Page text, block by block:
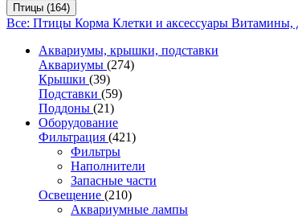
Птицы (164)
Все: Птицы Корма Клетки и аксессуары Витамины,
Аквариумы, крышки, подставки
Аквариумы (274)
Крышки (39)
Подставки (59)
Поддоны (21)
Оборудование
Фильтрация (421)
Фильтры
Наполнители
Запасные части
Освещение (210)
Аквариумные лампы